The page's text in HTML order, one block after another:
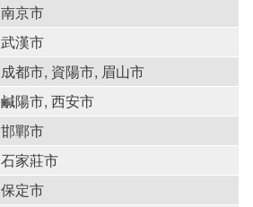
南京市
武漢市
成都市, 資陽市, 眉山市
鹹陽市, 西安市
邯鄲市
石家莊市
保定市